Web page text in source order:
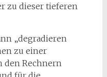
zu dieser tieferen
„degradieren
zu einer
den Rechnern